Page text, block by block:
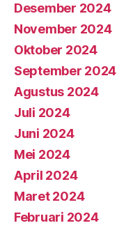
Desember 2024
November 2024
Oktober 2024
September 2024
Agustus 2024
Juli 2024
Juni 2024
Mei 2024
April 2024
Maret 2024
Februari 2024